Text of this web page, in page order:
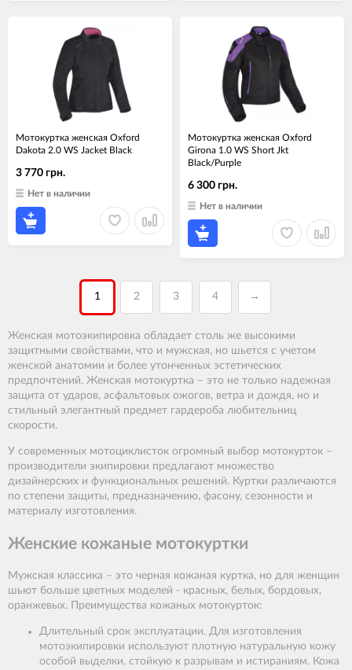
Мотокуртка женская Oxford
Dakota 2.0 WS Jacket Black
3 770 грн.
Нет в наличии
Мотокуртка женская Oxford
Girona 1.0 WS Short Jkt
Black/Purple
6 300 грн.
Нет в наличии
1 2 3 4 →
Женская мотоэкипировка обладает столь же высокими
защитными свойствами, что и мужская, но шьется с учетом
женской анатомии и более утонченных эстетических
предпочтений. Женская мотокуртка – это не только надежная
защита от ударов, асфальтовых ожогов, ветра и дождя, но и
стильный элегантный предмет гардероба любительниц
скорости.
У современных мотоциклисток огромный выбор мотокурток –
производители экипировки предлагают множество
дизайнерских и функциональных решений. Куртки различаются
по степени защиты, предназначению, фасону, сезонности и
материалу изготовления.
Женские кожаные мотокуртки
Мужская классика – это черная кожаная куртка, но для женщин
шьют больше цветных моделей - красных, белых, бордовых,
оранжевых. Преимущества кожаных мотокурток:
Длительный срок эксплуатации. Для изготовления
мотоэкипировки используют плотную натуральную кожу
особой выделки, стойкую к разрывам и истираниям. Кожа